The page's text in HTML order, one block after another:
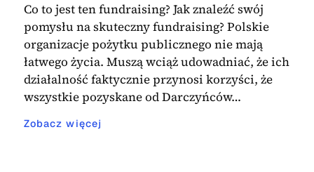
Co to jest ten fundraising? Jak znaleźć swój
pomysłu na skuteczny fundraising? Polskie
organizacje pożytku publicznego nie mają
łatwego życia. Muszą wciąż udowadniać, że ich
działalność faktycznie przynosi korzyści, że
wszystkie pozyskane od Darczyńców…
Zobacz więcej